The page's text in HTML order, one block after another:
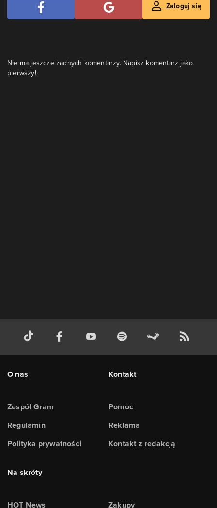
Zaloguj się
Nie ma jeszcze żadnych komentarzy. Napisz komentarz jako
pierwszy!
O nas
Zespół Gram
Regulamin
Polityka prywatności
Kontakt
Pomoc
Reklama
Kontakt z redakcją
Na skróty
HOT News Zakupy